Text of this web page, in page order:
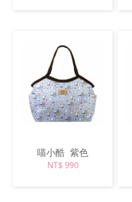
喵小酷 紫色
NT$ 990